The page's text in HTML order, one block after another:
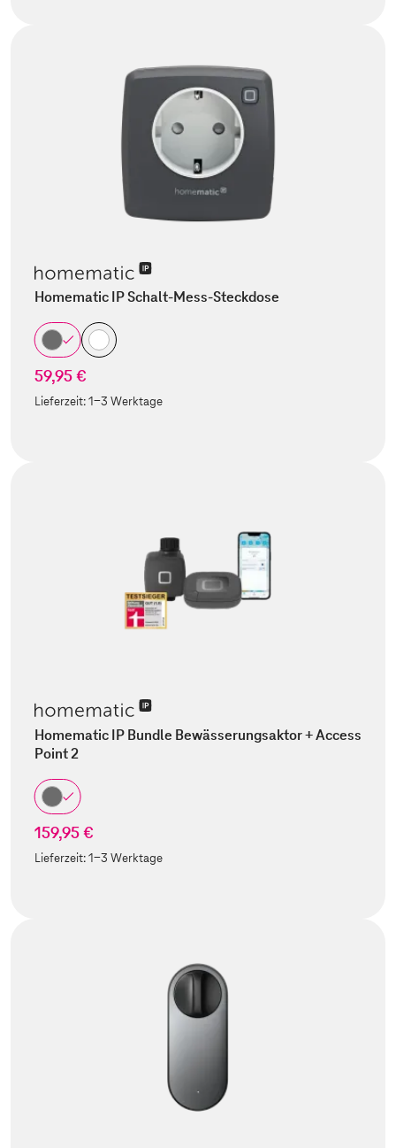
Homematic IP Schalt-Mess-Steckdose
59,95 €
Lieferzeit:1-3 Werktage
Homematic IP Bundle Bewässerungsaktor + Access
Point 2
159,95 €
Lieferzeit:1-3 Werktage